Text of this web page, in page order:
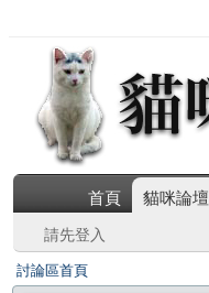
首頁 貓咪論壇
請先登入
討論區首頁